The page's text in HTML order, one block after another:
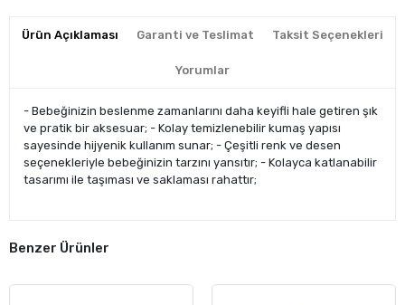
Ürün Açıklaması Garanti ve Teslimat Taksit Seçenekleri
Yorumlar
- Bebeğinizin beslenme zamanlarını daha keyifli hale getiren şık
ve pratik bir aksesuar; - Kolay temizlenebilir kumaş yapısı
sayesinde hijyenik kullanım sunar; - Çeşitli renk ve desen
seçenekleriyle bebeğinizin tarzını yansıtır; - Kolayca katlanabilir
tasarımı ile taşıması ve saklaması rahattır;
Benzer Ürünler